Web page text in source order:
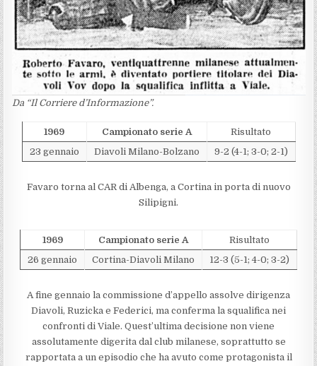
Da “Il Corriere d’Informazione”.
1969 Campionato serie A
Risultato
23 gennaio
Diavoli Milano-Bolzano 9-2 (4-1; 3-0; 2-1)
Favaro torna al CAR di Albenga, a Cortina in porta di nuovo
Silipigni.
1969 Campionato serie A
Risultato
26 gennaio
Cortina-Diavoli Milano 12-3 (5-1; 4-0; 3-2)
A fine gennaio la commissione d’appello assolve dirigenza
Diavoli, Ruzicka e Federici, ma conferma la squalifica nei
confronti di Viale. Quest’ultima decisione non viene
assolutamente digerita dal club milanese, soprattutto se
rapportata a un episodio che ha avuto come protagonista il